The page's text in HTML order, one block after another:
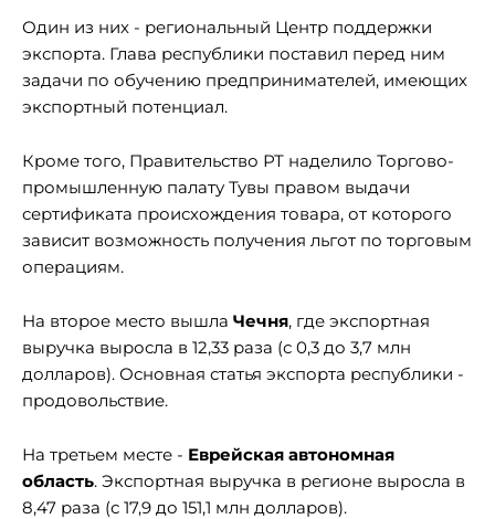
Один из них - региональный Центр поддержки
экспорта. Глава республики поставил перед ним
задачи по обучению предпринимателей, имеющих
экспортный потенциал.
Кроме того, Правительство РТ наделило Торгово-
промышленную палату Тувы правом выдачи
сертификата происхождения товара, от которого
зависит возможность получения льгот по торговым
операциям.
На второе место вышла Чечня, где экспортная
выручка выросла в 12,33 раза (с 0,3 до 3,7 млн
долларов). Основная статья экспорта республики -
продовольствие.
На третьем месте - Еврейская автономная
область. Экспортная выручка в регионе выросла в
8,47 раза (с 17,9 до 151,1 млн долларов).